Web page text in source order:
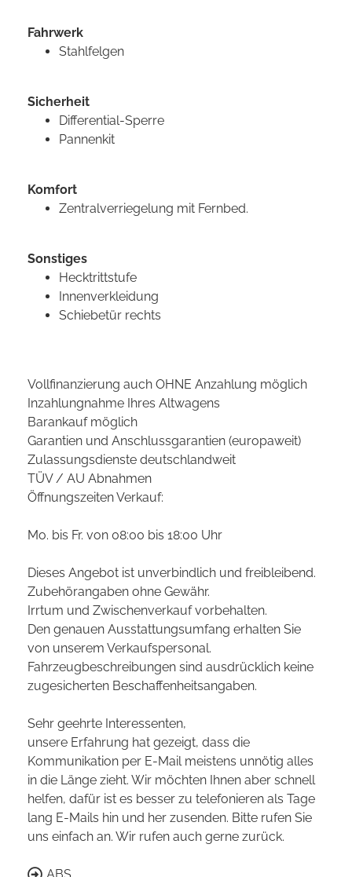
Fahrwerk
Stahlfelgen
Sicherheit
Differential-Sperre
Pannenkit
Komfort
Zentralverriegelung mit Fernbed.
Sonstiges
Hecktrittstufe
Innenverkleidung
Schiebetür rechts
Vollfinanzierung auch OHNE Anzahlung möglich
Inzahlungnahme Ihres Altwagens
Barankauf möglich
Garantien und Anschlussgarantien (europaweit)
Zulassungsdienste deutschlandweit
TÜV / AU Abnahmen
Öffnungszeiten Verkauf:
Mo. bis Fr. von 08:00 bis 18:00 Uhr
Dieses Angebot ist unverbindlich und freibleibend.
Zubehörangaben ohne Gewähr.
Irrtum und Zwischenverkauf vorbehalten.
Den genauen Ausstattungsumfang erhalten Sie
von unserem Verkaufspersonal.
Fahrzeugbeschreibungen sind ausdrücklich keine
zugesicherten Beschaffenheitsangaben.
Sehr geehrte Interessenten,
unsere Erfahrung hat gezeigt, dass die
Kommunikation per E-Mail meistens unnötig alles
in die Länge zieht. Wir möchten Ihnen aber schnell
helfen, dafür ist es besser zu telefonieren als Tage
lang E-Mails hin und her zusenden. Bitte rufen Sie
uns einfach an. Wir rufen auch gerne zurück.